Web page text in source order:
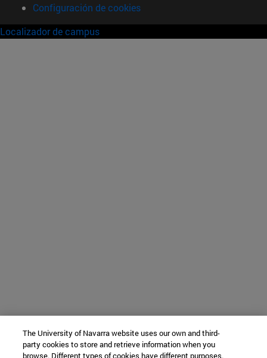
Configuración de cookies
Localizador de campus
The University of Navarra website uses our own and third-
party cookies to store and retrieve information when you
browse. Different types of cookies have different purposes.